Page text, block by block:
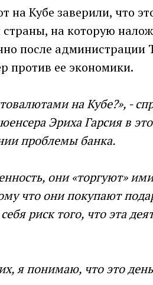
на Кубе заверили, что
страны, на которую
после
против ее экономики.
на Кубе?», -
Эриха Гарсия в
проблемы банка.
они «торгуют»
что они покупают
риск того, что эта
я понимаю, что это